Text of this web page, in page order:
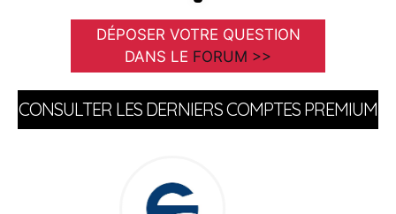
DÉPOSER VOTRE QUESTION
DANS LE FORUM >>
CONSULTER LES DERNIERS COMPTES PREMIUM